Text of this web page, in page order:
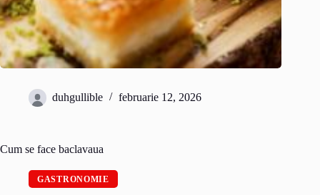
duhgullible februarie 12, 2026
Cum se face baclavaua
GASTRONOMIE